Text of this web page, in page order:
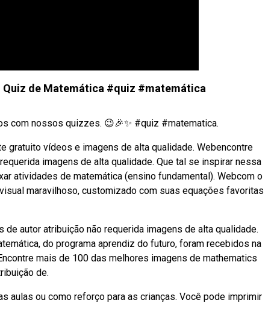
Quiz de Matemática #quiz #matemática
com nossos quizzes. 😉🎉✨ #quiz #matematica.
vídeos e imagens de alta qualidade. Webencontre
imagens de alta qualidade. Que tal se inspirar nessa
atividades de matemática (ensino fundamental). Webcom o
maravilhoso, customizado com suas equações favoritas
autor atribuição não requerida imagens de alta qualidade.
do programa aprendiz do futuro, foram recebidos na
mais de 100 das melhores imagens de mathematics
de.
aulas ou como reforço para as crianças. Você pode imprimir